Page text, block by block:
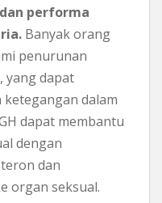
performa
Banyak orang
penurunan
yang dapat
dalam
dapat membantu
dengan
dan
organ seksual.